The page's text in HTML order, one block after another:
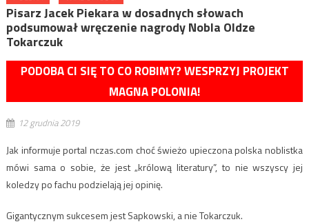
Pisarz Jacek Piekara w dosadnych słowach
podsumował wręczenie nagrody Nobla Oldze
Tokarczuk
PODOBA CI SIĘ TO CO ROBIMY? WESPRZYJ PROJEKT
MAGNA POLONIA!
12 grudnia 2019
Jak informuje portal nczas.com choć świeżo upieczona polska noblistka
mówi sama o sobie, że jest „królową literatury”, to nie wszyscy jej
koledzy po fachu podzielają jej opinię.
Gigantycznym sukcesem jest Sapkowski, a nie Tokarczuk.